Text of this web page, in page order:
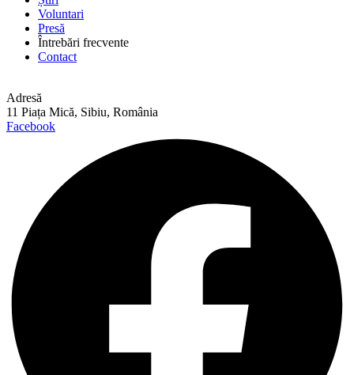
Voluntari
Presă
Întrebări frecvente
Contact
Adresă
11 Piața Mică, Sibiu, România
Facebook